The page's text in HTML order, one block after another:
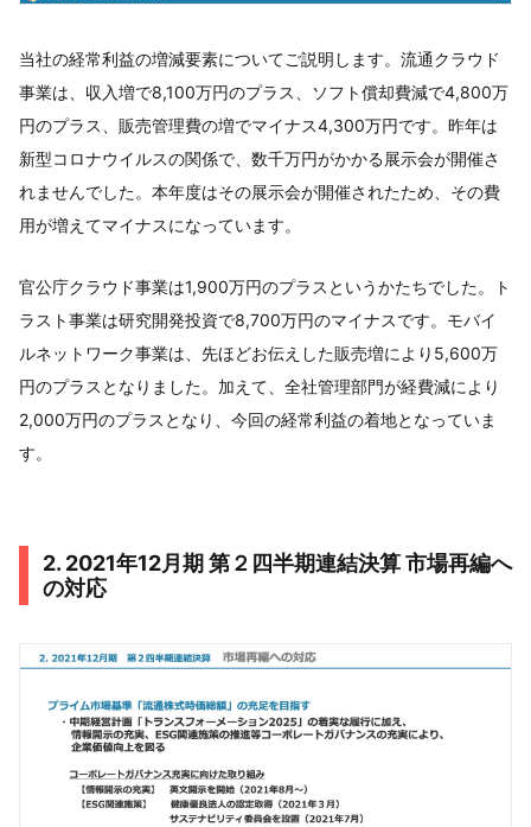
当社の経常利益の増減要素についてご説明します。流通クラウド
事業は、収入増で8,100万円のプラス、ソフト償却費減で4,800万
円のプラス、販売管理費の増でマイナス4,300万円です。昨年は
新型コロナウイルスの関係で、数千万円がかかる展示会が開催さ
れませんでした。本年度はその展示会が開催されたため、その費
用が増えてマイナスになっています。
官公庁クラウド事業は1,900万円のプラスというかたちでした。ト
ラスト事業は研究開発投資で8,700万円のマイナスです。モバイ
ルネットワーク事業は、先ほどお伝えした販売増により5,600万
円のプラスとなりました。加えて、全社管理部門が経費減により
2,000万円のプラスとなり、今回の経常利益の着地となっていま
す。
2. 2021年12月期 第２四半期連結決算 市場再編へ
の対応